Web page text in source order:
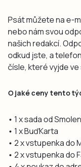
Psát můžete na e-
nebo nám svou
našich redakcí.
odkud jste, a
čísle, které vyjde
O jaké ceny tento
• 1 x sada od
• 1 x BuďKarta
• 2 x vstupenka do
• 2 x vstupenka do